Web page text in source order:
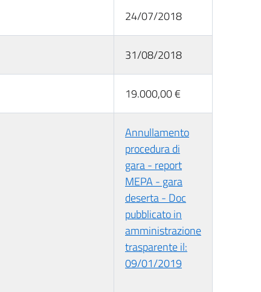
24/07/2018
31/08/2018
19.000,00 €
Annullamento
procedura di
gara - report
MEPA - gara
deserta - Doc
pubblicato in
amministrazione
trasparente il:
09/01/2019